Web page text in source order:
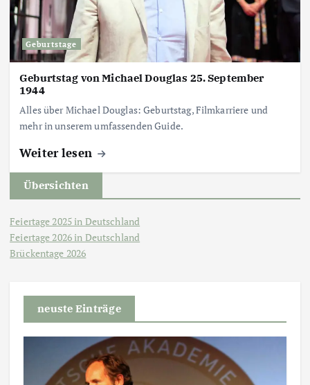
Geburtstage
Geburtstag von Michael Douglas 25. September
1944
Alles über Michael Douglas: Geburtstag, Filmkarriere und
mehr in unserem umfassenden Guide.
Weiter lesen
Übersichten
Feiertage 2025 in Deutschland
Feiertage 2026 in Deutschland
Brückentage 2026
neuste Einträge